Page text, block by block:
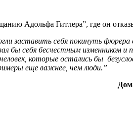
Адольфа Гитлера”, где он
заставить себя покинуть
бы себя бесчестным
которые остались бы
еще важнее, чем люди.”